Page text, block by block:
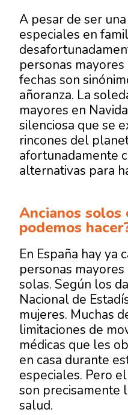
A pesar de ser
especiales en
personas
fechas son
añoranza. La
mayores en
silenciosa que se
rincones del
afortunadamente
alternativas para
Ancianos solos
podemos
En España hay ya
personas
solas. Según los
Nacional de
mujeres. Muchas
limitaciones de
médicas que les
en casa durante
especiales. Pero
son precisamente
salud.